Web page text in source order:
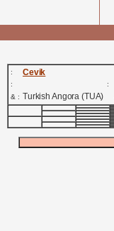
:
Cevik
:
:
& : Turkish Angora (TUA)